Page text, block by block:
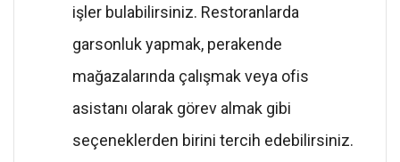
işler bulabilirsiniz. Restoranlarda
garsonluk yapmak, perakende
mağazalarında çalışmak veya ofis
asistanı olarak görev almak gibi
seçeneklerden birini tercih edebilirsiniz.